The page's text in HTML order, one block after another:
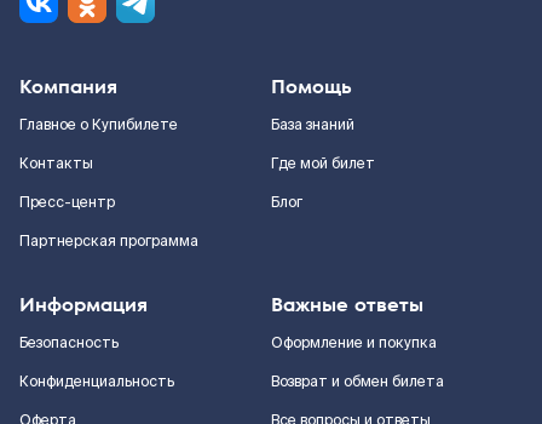
Компания
Главное о Купибилете
Контакты
Пресс-центр
Партнерская программа
Помощь
База знаний
Где мой билет
Блог
Информация
Безопасность
Конфиденциальность
Важные ответы
Оформление и покупка
Возврат и обмен билета